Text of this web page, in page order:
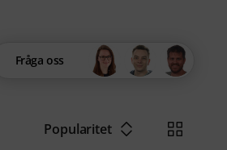
Fråga oss
Popularitet